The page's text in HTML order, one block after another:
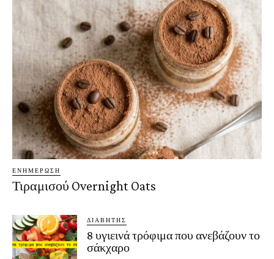
ΕΝΗΜΈΡΩΣΗ
Τιραμισού Overnight Oats
ΔΙΑΒΉΤΗΣ
8 υγιεινά τρόφιμα που ανεβάζουν το
σάκχαρο